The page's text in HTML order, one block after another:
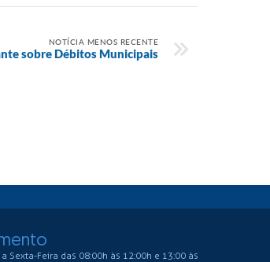
NOTÍCIA MENOS RECENTE
sobre Débitos Municipais
Sexta-Feira das 08:00h às 12:00h e 13:00 às